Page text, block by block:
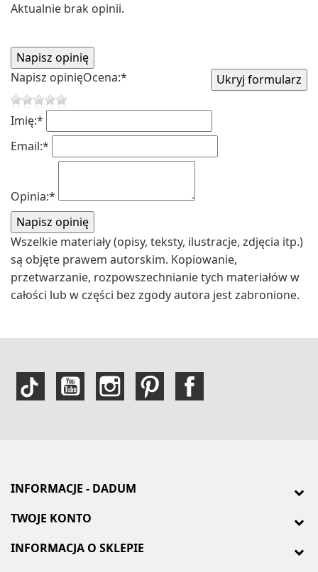
Aktualnie brak opinii.
Napisz opinięOcena:*
Imię:*
Email:*
Opinia:*
Wszelkie materiały (opisy, teksty, ilustracje, zdjęcia itp.)
są objęte prawem autorskim. Kopiowanie,
przetwarzanie, rozpowszechnianie tych materiałów w
całości lub w części bez zgody autora jest zabronione.
INFORMACJE - DADUM
TWOJE KONTO
INFORMACJA O SKLEPIE